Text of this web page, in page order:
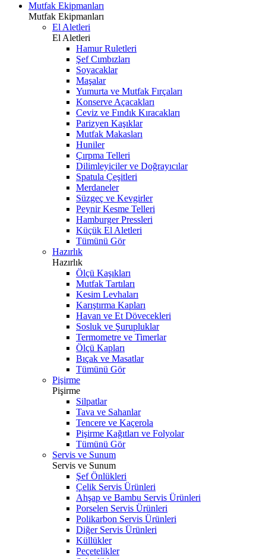
Mutfak Ekipmanları
Mutfak Ekipmanları
El Aletleri
El Aletleri
Hamur Ruletleri
Şef Cımbızları
Soyacaklar
Maşalar
Yumurta ve Mutfak Fırçaları
Konserve Açacakları
Ceviz ve Fındık Kıracakları
Parizyen Kaşıklar
Mutfak Makasları
Huniler
Çırpma Telleri
Dilimleyiciler ve Doğrayıcılar
Spatula Çeşitleri
Merdaneler
Süzgeç ve Kevgirler
Peynir Kesme Telleri
Hamburger Pressleri
Küçük El Aletleri
Tümünü Gör
Hazırlık
Hazırlık
Ölçü Kaşıkları
Mutfak Tartıları
Kesim Levhaları
Karıştırma Kapları
Havan ve Et Dövecekleri
Sosluk ve Şurupluklar
Termometre ve Timerlar
Ölçü Kapları
Bıçak ve Masatlar
Tümünü Gör
Pişirme
Pişirme
Silpatlar
Tava ve Sahanlar
Tencere ve Kaçerola
Pişirme Kağıtları ve Folyolar
Tümünü Gör
Servis ve Sunum
Servis ve Sunum
Şef Önlükleri
Çelik Servis Ürünleri
Ahşap ve Bambu Servis Ürünleri
Porselen Servis Ürünleri
Polikarbon Servis Ürünleri
Diğer Servis Ürünleri
Küllükler
Peçetelikler